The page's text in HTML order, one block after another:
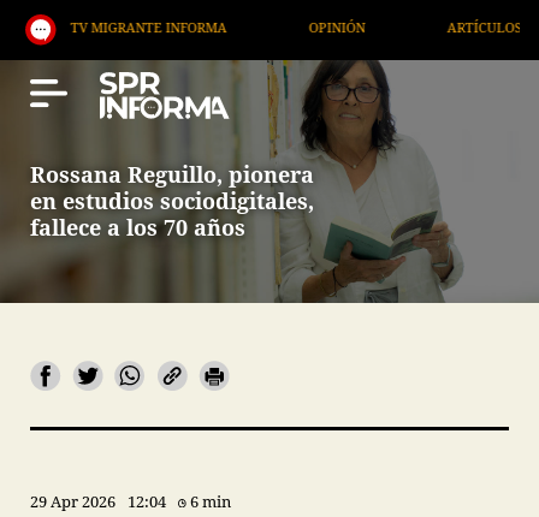
TV MIGRANTE INFORMA ARTÍCULOS
Rossana Reguillo, pionera
en estudios sociodigitales,
fallece a los 70 años
29 Apr 2026 12:04 6 min